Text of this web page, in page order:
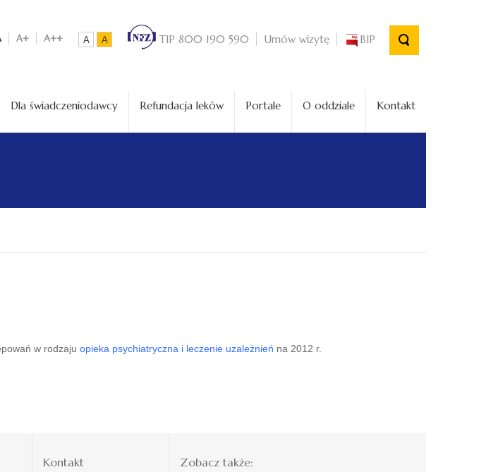
A+ A++ A A TIP 800 190 590 Umów wizytę BIP
Dla świadczeniodawcy Refundacja leków Portale O oddziale Kontakt
w rodzaju opieka psychiatryczna i leczenie uzależnień na 2012 r.
Kontakt Zobacz także: